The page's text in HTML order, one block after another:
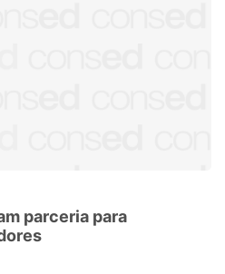
parceria para